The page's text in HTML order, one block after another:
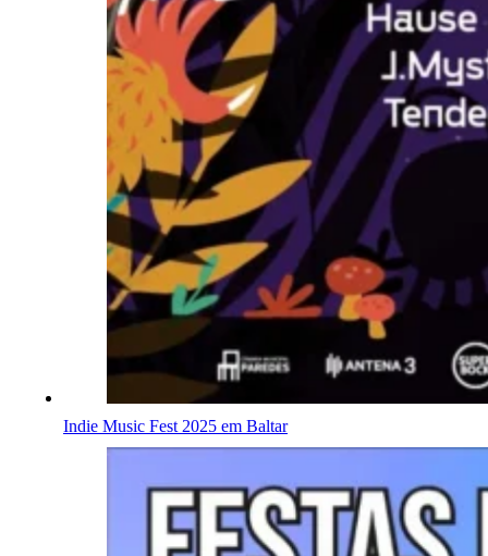
Indie Music Fest 2025 em Baltar